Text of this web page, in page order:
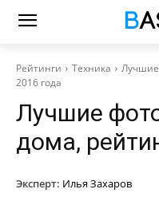
Рейтинги Техника
Лучшие
2016 года
Лучшие
дома,
Эксперт: Илья Захаров